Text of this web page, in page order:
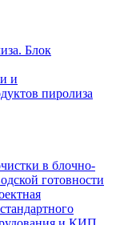
Блок
и
пиролиза
в блочно-
готовности